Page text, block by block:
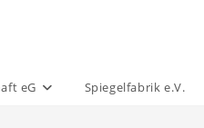
eG Spiegelfabrik e.V.